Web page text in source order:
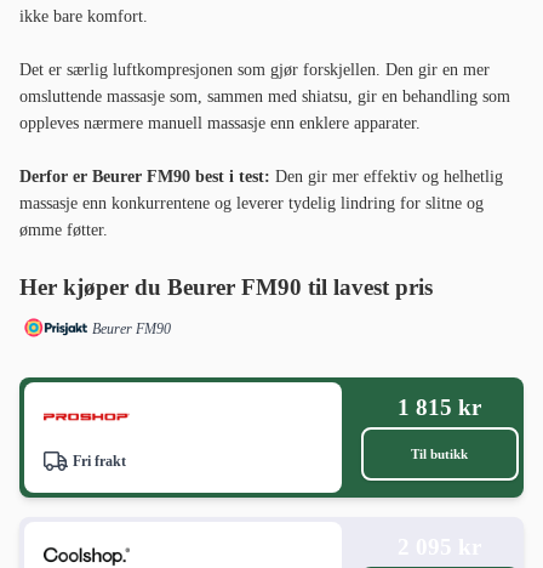
ikke bare komfort.
Det er særlig luftkompresjonen som gjør forskjellen. Den gir en mer
omsluttende massasje som, sammen med shiatsu, gir en behandling som
oppleves nærmere manuell massasje enn enklere apparater.
Derfor er Beurer FM90 best i test: Den gir mer effektiv og helhetlig
massasje enn konkurrentene og leverer tydelig lindring for slitne og
ømme føtter.
Her kjøper du Beurer FM90 til lavest pris
Beurer FM90
Fri frakt
1 815 kr
Til butikk